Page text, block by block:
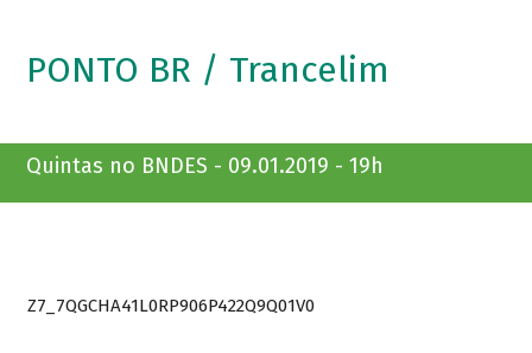
PONTO BR / Trancelim
Quintas no BNDES - 09.01.2019 - 19h
Z7_7QGCHA41L0RP906P422Q9Q01V0